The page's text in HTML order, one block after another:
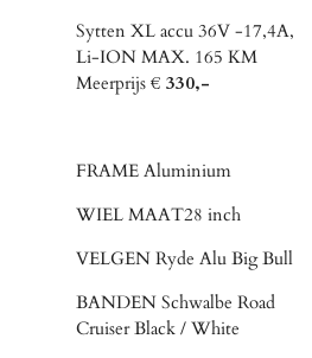
Sytten XL accu 36V -17,4A,
Li-ION MAX. 165 KM
Meerprijs € 330,-
FRAME Aluminium
WIEL MAAT28 inch
VELGEN Ryde Alu Big Bull
BANDEN Schwalbe Road
Cruiser Black / White